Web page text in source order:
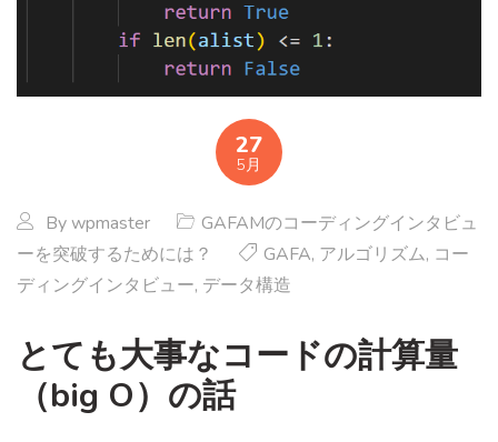
27
5月
Bywpmaster
GAFAMのコーディングインタビュ
ーを突破するためには？
GAFA, アルゴリズム, コー
ディングインタビュー, データ構造
とても大事なコードの計算量
（big O）の話